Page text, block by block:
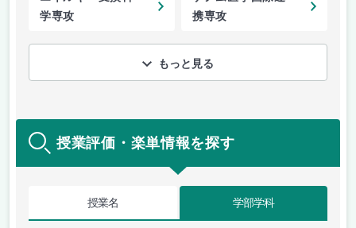
学専攻
携専攻
もっと見る
授業評価・楽単情報を探す
授業名 学部学科